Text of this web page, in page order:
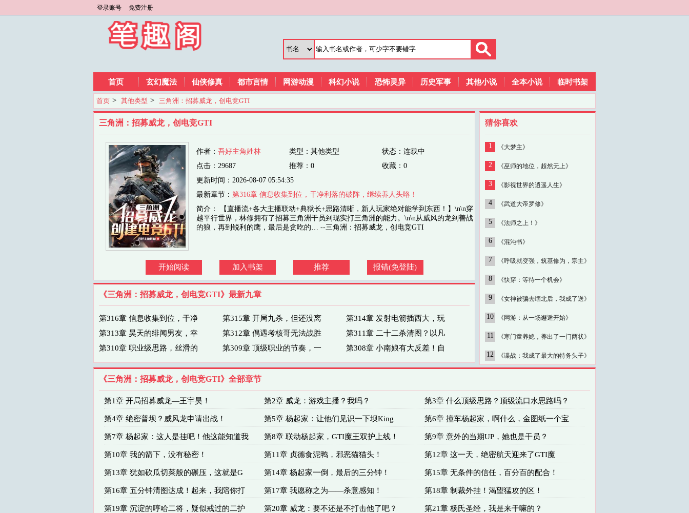
登录账号 免费注册
首页 玄幻魔法 仙侠修真 都市言情 网游动漫 科幻小说 恐怖灵异 历史军事 其他小说 全本小说 临时书架
首页 > 其他类型 > 三角洲：招募威龙，创电竞GTI
三角洲：招募威龙，创电竞GTI
作者： 吾好主角姓林 类型：其他类型
状态：连载中
点击：29687
推荐：0
收藏：0
更新时间：2026-08-07 05:54:35
最新章节： 第316章 信息收集到位，干净利落的破阵，继续养人头咯！
简介： 【直播流+各大主播联动+典狱长+思路清晰，新人玩家绝对能学到东西！】\n\n穿
越平行世界，林修拥有了招募三角洲干员到现实打三角洲的能力。\n\n从威风的龙到善战
的狼，再到锐利的鹰，最后是贪吃的… --三角洲：招募威龙，创电竞GTI
开始阅读 加入书架 推荐 报错(免登陆)
猜你喜欢
1 《大梦主》
2 《巫师的地位，超然无上》
3 《影视世界的逍遥人生》
4 《武道大帝罗修》
5 《法师之上！》
6 《混沌书》
7 《呼吸就变强，筑基修为，宗主》
8 《快穿：等待一个机会》
9 《女神被骗去缅北后，我成了送》
10 《网游：从一场邂逅开始》
11 《寒门童养媳，养出了一门两状》
12 《谍战：我成了最大的特务头子》
《三角洲：招募威龙，创电竞GTI》最新九章
第316章 信息收集到位，干净 第315章 开局九杀，但还没离
第314章 发射电箭插西大，玩
第313章 昊天的绯闻男友，幸
第312章 偶遇考核哥无法战胜
第311章 二十二杀清图？以凡
第310章 职业级思路，丝滑的
第309章 顶级职业的节奏，一 第308章 小南娘有大反差！自
《三角洲：招募威龙，创电竞GTI》全部章节
第1章 开局招募威龙—王宇昊！ 第2章 威龙：游戏主播？我吗？ 第3章 什么顶级思路？顶级流口水思路吗？
第4章 绝密普坝？威风龙申请出战！ 第5章 杨起家：让他们见识一下坝King 第6章 撞车杨起家，啊什么，金图纸一个宝
第7章 杨起家：这人是挂吧！他这能知道我 第8章 联动杨起家，GTI魔王双护上线！ 第9章 意外的当期UP，她也是干员？
第10章 我的箭下，没有秘密！ 第11章 贞德食泥鸭，邪恶猫猫头！ 第12章 这一天，绝密航天迎来了GTI魔
第13章 犹如砍瓜切菜般的碾压，这就是G 第14章 杨起家一倒，最后的三分钟！ 第15章 无条件的信任，百分百的配合！
第16章 五分钟清图达成！起来，我陪你打 第17章 我愿称之为——杀意感知！ 第18章 制裁外挂！渴望猛攻的区！
第19章 沉淀的哼哈二将，疑似戒过的二护 第20章 威龙：要不还是不打击他了吧？ 第21章 杨氏圣经，我是来干嘛的？